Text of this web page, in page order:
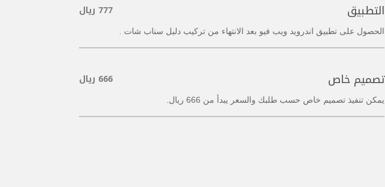
التطبيق 777 ريال
الحصول على تطبيق اندرويد ويب فيو بعد الانتهاء من تركيب دليل سناب شات .
تصميم خاص 666 ريال
يمكن تنفيذ تصميم خاص حسب طلبك والسعر يبدأ من 666 ريال.